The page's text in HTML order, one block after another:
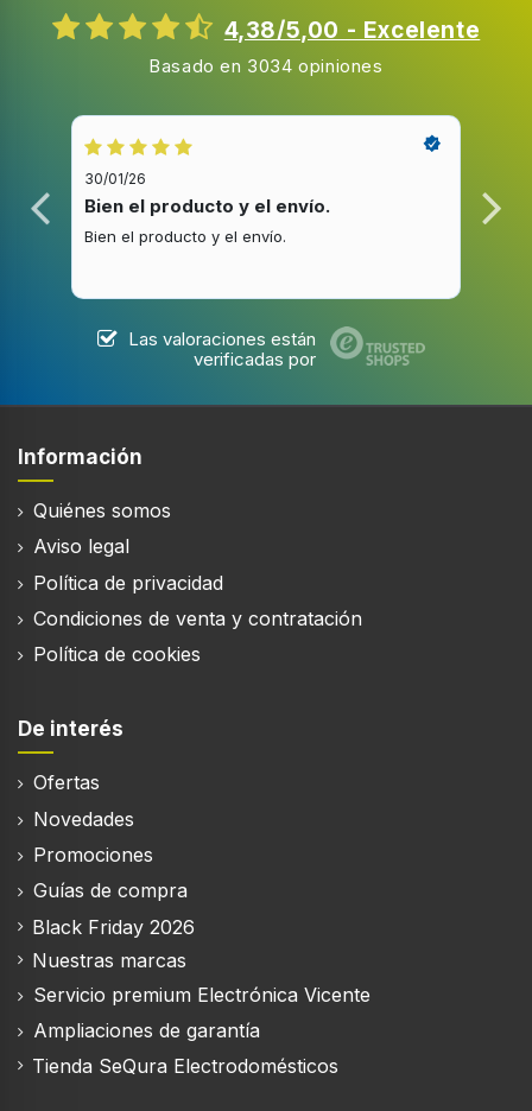
4,38/5,00 - Excelente
Basado en 3034 opiniones
30/01/26
Bien el producto y el envío.
Bien el producto y el envío.
Las valoraciones están
verificadas por
Información
Quiénes somos
Aviso legal
Política de privacidad
Condiciones de venta y contratación
Política de cookies
De interés
Ofertas
Novedades
Promociones
Guías de compra
Black Friday 2026
Nuestras marcas
Servicio premium Electrónica Vicente
Ampliaciones de garantía
Tienda SeQura Electrodomésticos